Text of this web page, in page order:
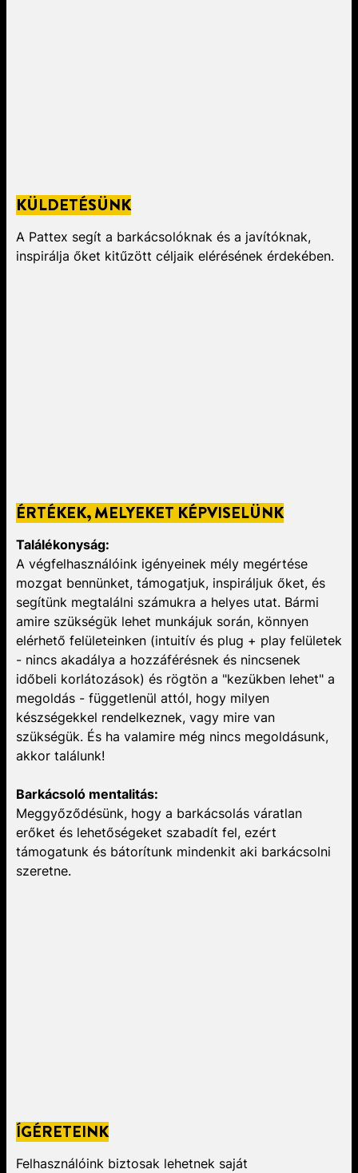
KÜLDETÉSÜNK
A Pattex segít a barkácsolóknak és a javítóknak,
inspirálja őket kitűzött céljaik elérésének érdekében.
ÉRTÉKEK, MELYEKET KÉPVISELÜNK
Találékonyság:
A végfelhasználóink ​​igényeinek mély megértése
mozgat bennünket, támogatjuk, inspiráljuk őket, és
segítünk megtalálni számukra a helyes utat. Bármi
amire szükségük lehet munkájuk során, könnyen
elérhető felületeinken (intuitív és plug + play felületek
- nincs akadálya a hozzáférésnek és nincsenek
időbeli korlátozások) és rögtön a "kezükben lehet" a
megoldás - függetlenül attól, hogy milyen
készségekkel rendelkeznek, vagy mire van
szükségük. És ha valamire még nincs megoldásunk,
akkor találunk!
Barkácsoló mentalitás:
Meggyőződésünk, hogy a barkácsolás váratlan
erőket és lehetőségeket szabadít fel, ezért
támogatunk és bátorítunk mindenkit aki barkácsolni
szeretne.
ÍGÉRETEINK
Felhasználóink biztosak lehetnek saját